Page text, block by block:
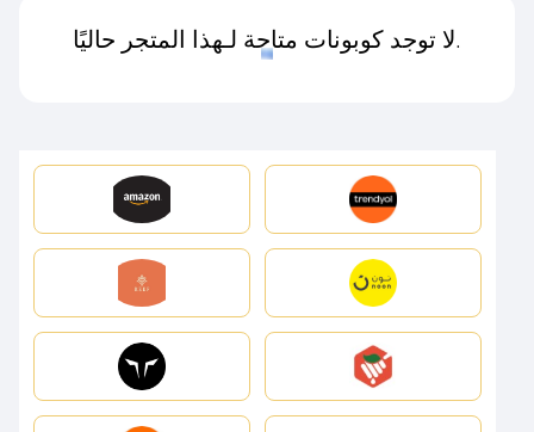
لا توجد كوبونات متاحة لـهذا المتجر حاليًا.